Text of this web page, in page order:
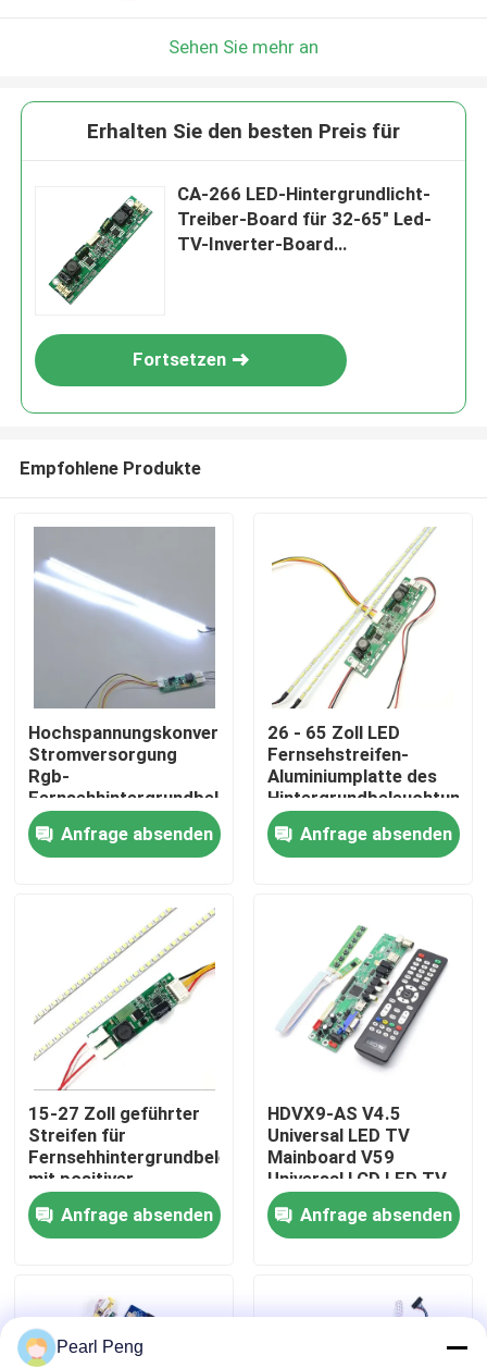
Zu Hause
Produkte
Werksbesichtigung
Qualitätskontrolle
Kontaktieren Sie uns
Neuigkeiten
Rechtssachen
Verstärker-Board-Modul
Sehen Sie mehr an
Erhalten Sie den besten Preis für
CA-266 LED-Hintergrundlicht-
Treiber-Board für 32-65" Led-
TV-Inverter-Board
Fortsetzen
Empfohlene Produkte
Hochspannungskonverter
Stromversorgung
Rgb-
Fernsehhintergrundbeleuchtungs-
6.8x2cm
Anfrage absenden
26 - 65 Zoll LED
Fernsehstreifen-
Aluminiumplatte des
Hintergrundbeleuchtungs-
Streifen-LED
Anfrage absenden
15-27 Zoll geführter
Streifen für
Fernsehhintergrundbeleuchtung
mit positiver
Elektrode 12v
Anfrage absenden
HDVX9-AS V4.5
Universal LED TV
Mainboard V59
Universal LCD LED TV
Controller Board
Anfrage absenden
Pearl Peng